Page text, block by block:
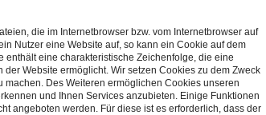
die im Internetbrowser bzw. vom Internetbrowser auf
Nutzer eine Website auf, so kann ein Cookie auf dem
enthält eine charakteristische Zeichenfolge, die eine
Website ermöglicht. Wir setzen Cookies zu dem Zweck
Des Weiteren ermöglichen Cookies unseren
und Ihnen Services anzubieten. Einige Funktionen
angeboten werden. Für diese ist es erforderlich, dass der